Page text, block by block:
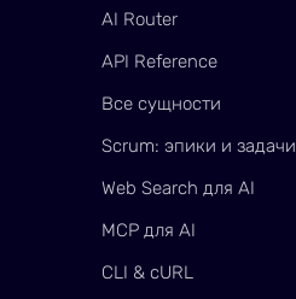
AI Router
API Reference
Все сущности
Scrum: эпики и задачи
Web Search для AI
MCP для AI
CLI & cURL